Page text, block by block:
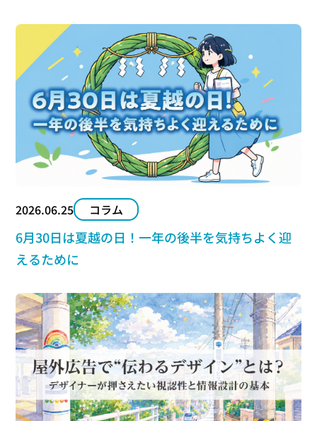
2026.06.25 コラム
6月30日は夏越の日！一年の後半を気持ちよく迎
えるために